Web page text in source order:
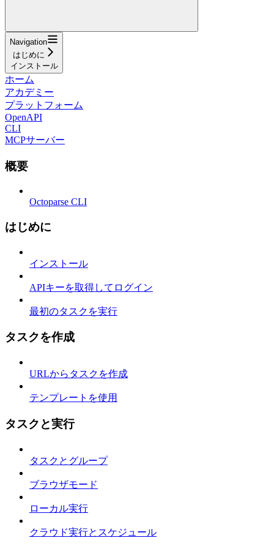
Navigation
はじめに
インストール
ホーム
アカデミー
プラットフォーム
OpenAPI
CLI
MCPサーバー
概要
Octoparse CLI
はじめに
インストール
APIキーを取得してログイン
最初のタスクを実行
タスクを作成
URLからタスクを作成
テンプレートを使用
タスクと実行
タスクとグループ
ブラウザモード
ローカル実行
クラウド実行とスケジュール